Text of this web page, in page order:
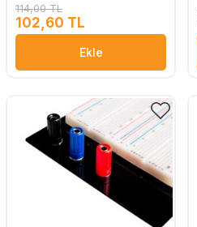
114,00 TL
102,60 TL
Ekle